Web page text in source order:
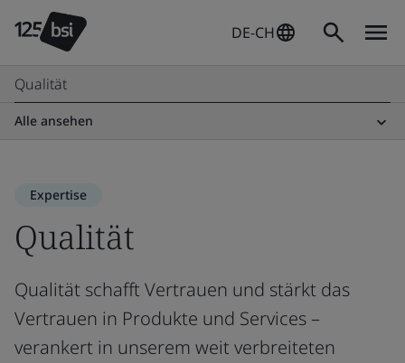
DE-CH
Qualität
Alle ansehen
Expertise
Qualität
Qualität schafft Vertrauen und stärkt das
Vertrauen in Produkte und Services –
verankert in unserem weit verbreiteten